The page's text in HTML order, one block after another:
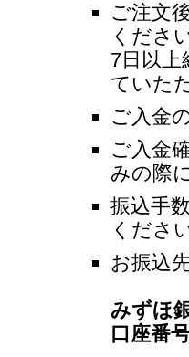
ご注文
くださ
7日以
ていた
ご入金
ご入金
みの際
振込手
くださ
お振込
みずほ
口座番